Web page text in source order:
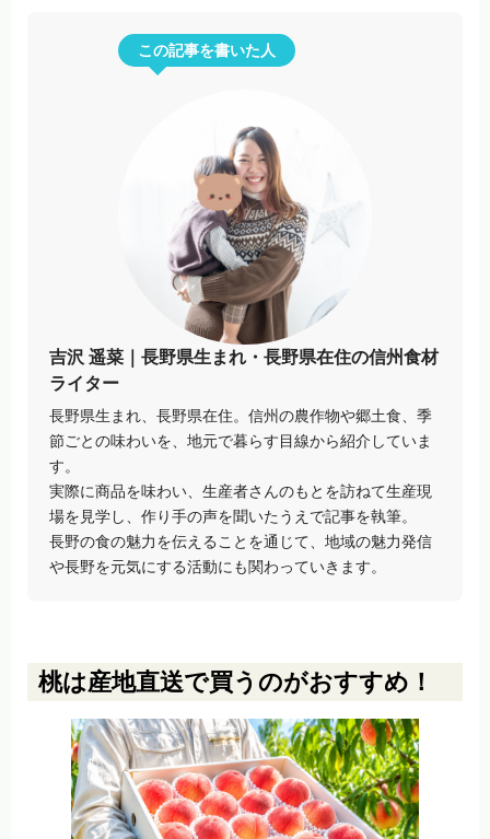
この記事を書いた人
吉沢 遥菜｜長野県生まれ・長野県在住の信州食材
ライター
長野県生まれ、長野県在住。信州の農作物や郷土食、季
節ごとの味わいを、地元で暮らす目線から紹介していま
す。
実際に商品を味わい、生産者さんのもとを訪ねて生産現
場を見学し、作り手の声を聞いたうえで記事を執筆。
長野の食の魅力を伝えることを通じて、地域の魅力発信
や長野を元気にする活動にも関わっていきます。
桃は産地直送で買うのがおすすめ！